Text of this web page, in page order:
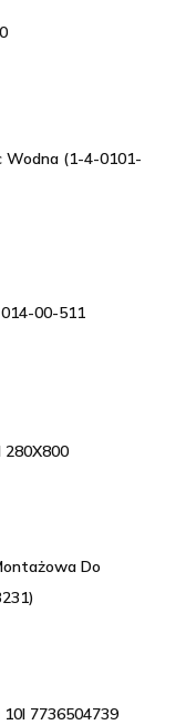
Wodna (1-4-0101-
00-511
280X800
Do
7736504739